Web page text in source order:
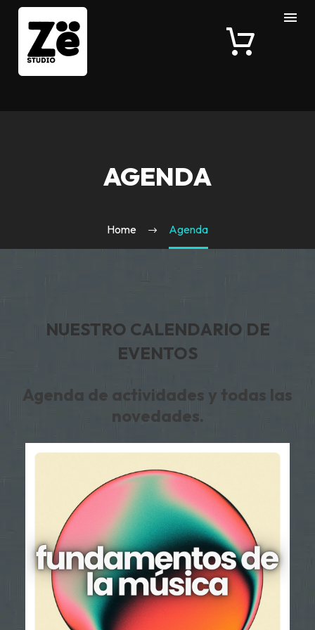
AGENDA
Home Agenda
NUESTRO CALENDARIO DE
EVENTOS
Agenda de actividades y todas las
novedades.